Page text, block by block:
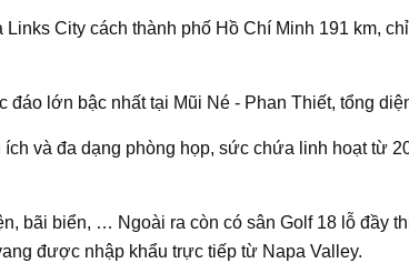
City cách thành phố Hồ Chí Minh 191 km,
đáo lớn bậc nhất tại Mũi Né - Phan Thiết, tổng
và đa dạng phòng họp, sức chứa linh hoạt từ
bãi biển, … Ngoài ra còn có sân Golf 18 lỗ
được nhập khẩu trực tiếp từ Napa Valley.